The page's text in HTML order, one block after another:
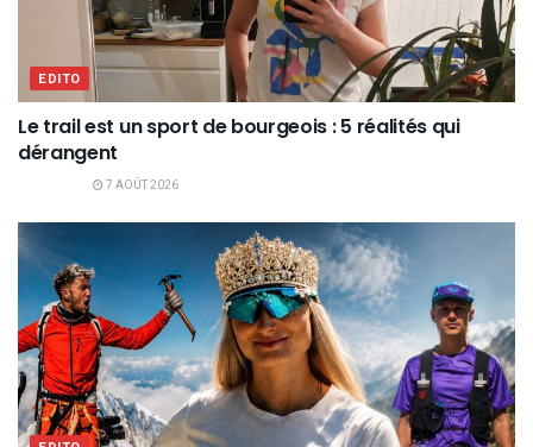
EDITO
Le trail est un sport de bourgeois : 5 réalités qui
dérangent
7 AOÛT 2026